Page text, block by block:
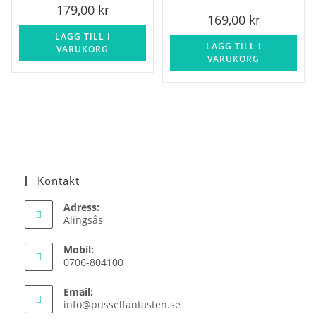
179,00 kr
LÄGG TILL I
VARUKORG
169,00 kr
LÄGG TILL I
VARUKORG
Kontakt
Adress:
Alingsås
Mobil:
0706-804100
Email:
info@pusselfantasten.se